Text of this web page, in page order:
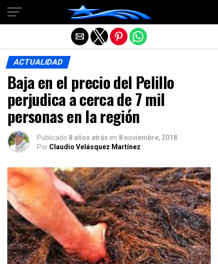
ACTUALIDAD
Baja en el precio del Pelillo
perjudica a cerca de 7 mil
personas en la región
Publicado 8 años atrás en 8 noviembre, 2018
Por Claudio Velásquez Martínez
Salir de la versión móvil